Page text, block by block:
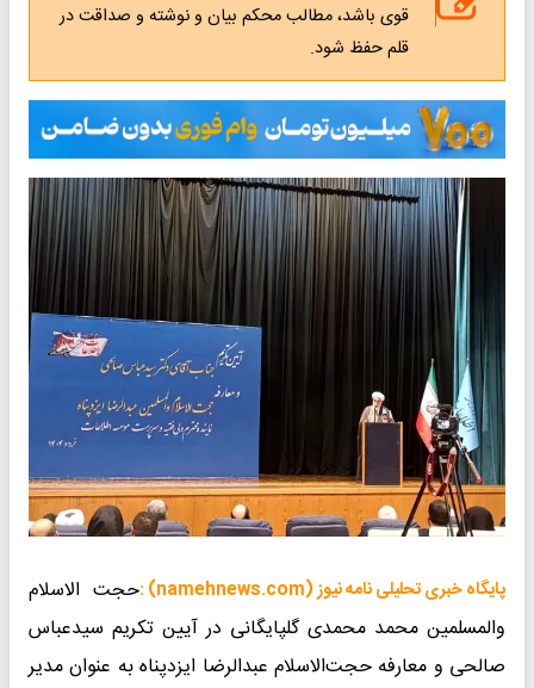
قوی باشد، مطالب محکم بیان و نوشته و صداقت در
قلم حفظ شود.
پایگاه خبری تحلیلی نامه نیوز (namehnews.com) :
حجت الاسلام
والمسلمین محمد محمدی گلپایگانی در آیین تکریم سیدعباس
صالحی و معارفه حجت‌الاسلام عبدالرضا ایزدپناه به عنوان مدیر